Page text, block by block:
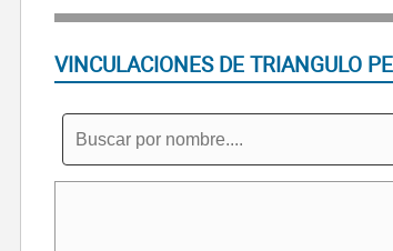
VINCULACIONES DE TRIANGULO